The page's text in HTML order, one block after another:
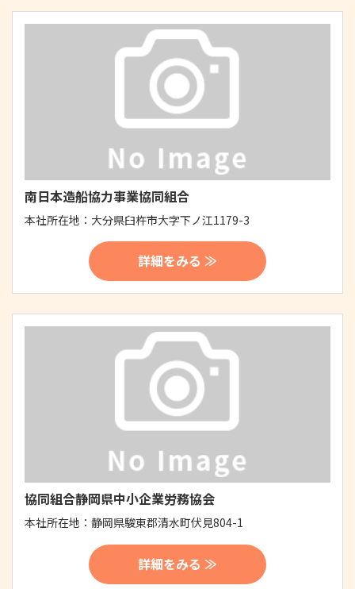
南日本造船協力事業協同組合
本社所在地： 大分県臼杵市大字下ノ江1179-3
詳細をみる ≫
協同組合静岡県中小企業労務協会
本社所在地： 静岡県駿東郡清水町伏見804-1
詳細をみる ≫